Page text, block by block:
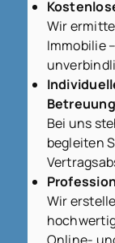
Wir
Immobilie
Betreuung
Bei uns
begleiten
Wir